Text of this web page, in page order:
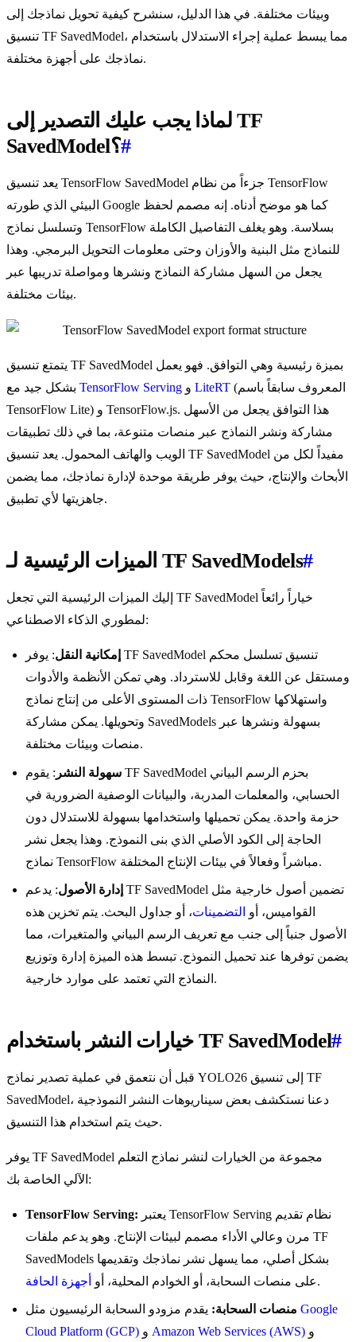
وبيئات مختلفة. في هذا الدليل، سنشرح كيفية تحويل نماذجك إلى
تنسيق TF SavedModel، مما يبسط عملية إجراء الاستدلال باستخدام
نماذجك على أجهزة مختلفة.
لماذا يجب عليك التصدير إلى TF
SavedModel؟#
يعد تنسيق TensorFlow SavedModel جزءاً من نظام TensorFlow
البيئي الذي طورته Google كما هو موضح أدناه. إنه مصمم لحفظ
وتسلسل نماذج TensorFlow بسلاسة. وهو يغلف التفاصيل الكاملة
للنماذج مثل البنية والأوزان وحتى معلومات التحويل البرمجي. وهذا
يجعل من السهل مشاركة النماذج ونشرها ومواصلة تدريبها عبر
بيئات مختلفة.
يتمتع تنسيق TF SavedModel بميزة رئيسية وهي التوافق. فهو يعمل
TensorFlow Serving LiteRT (المعروف سابقاً باسم
TensorFlow Lite) و TensorFlow.js. هذا التوافق يجعل من الأسهل
مشاركة ونشر النماذج عبر منصات متنوعة، بما في ذلك تطبيقات
الويب والهاتف المحمول. يعد تنسيق TF SavedModel مفيداً لكل من
الأبحاث والإنتاج، حيث يوفر طريقة موحدة لإدارة نماذجك، مما يضمن
جاهزيتها لأي تطبيق.
الميزات الرئيسية لـ TF SavedModels#
إليك الميزات الرئيسية التي تجعل TF SavedModel خياراً رائعاً
لمطوري الذكاء الاصطناعي:
إمكانية النقل: يوفر TF SavedModel تنسيق تسلسل محكم
ومستقل عن اللغة وقابل للاسترداد. وهي تمكن الأنظمة والأدوات
ذات المستوى الأعلى من إنتاج نماذج TensorFlow واستهلاكها
وتحويلها. يمكن مشاركة SavedModels بسهولة ونشرها عبر
منصات وبيئات مختلفة.
سهولة النشر : يقوم TF SavedModel بحزم الرسم البياني
الحسابي، والمعلمات المدربة، والبيانات الوصفية الضرورية في
حزمة واحدة. يمكن تحميلها واستخدامها بسهولة للاستدلال دون
الحاجة إلى الكود الأصلي الذي بنى النموذج. وهذا يجعل نشر
نماذج TensorFlow مباشراً وفعالاً في بيئات الإنتاج المختلفة.
إدارة الأصول: يدعم TF SavedModel تضمين أصول خارجية مثل
القواميس، أو التضمينات، أو جداول البحث. يتم تخزين هذه
الأصول جنباً إلى جنب مع تعريف الرسم البياني والمتغيرات، مما
يضمن توفرها عند تحميل النموذج. تبسط هذه الميزة إدارة وتوزيع
النماذج التي تعتمد على موارد خارجية.
خيارات النشر باستخدام TF SavedModel#
قبل أن نتعمق في عملية تصدير نماذج YOLO26 إلى تنسيق TF
SavedModel، دعنا نستكشف بعض سيناريوهات النشر النموذجية
حيث يتم استخدام هذا التنسيق.
يوفر TF SavedModel مجموعة من الخيارات لنشر نماذج التعلم
الآلي الخاصة بك:
TensorFlow Serving:
مرن وعالي الأداء مصمم لبيئات الإنتاج. وهو يدعم ملفات TF
SavedModels بشكل أصلي، مما يسهل نشر نماذجك وتقديمها
على منصات السحابة، أو الخوادم المحلية، أو أجهزة الحافة .
منصات السحابة: Google
Cloud Platform (GCP)
Amazon Web Services (AWS) و